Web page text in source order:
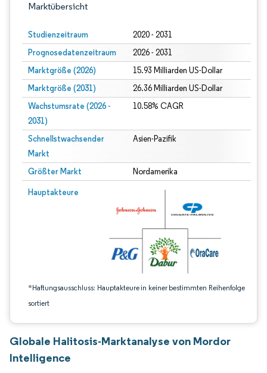
Marktübersicht
Studienzeitraum 2020 - 2031
Prognosedatenzeitraum 2026 - 2031
Marktgröße (2026) 15.93 Milliarden US-Dollar
Marktgröße (2031) 26.36 Milliarden US-Dollar
Wachstumsrate (2026 -
2031)
10.58% CAGR
Schnellstwachsender
Markt
Asien-Pazifik
Größter Markt Nordamerika
Hauptakteure
*Haftungsausschluss: Hauptakteure in keiner bestimmten Reihenfolge
sortiert
Bild © Mordor Intelligence. Wiederverwendung erfordert Namensnennung
Globale Halitosis-Marktanalyse von Mordor
Intelligence